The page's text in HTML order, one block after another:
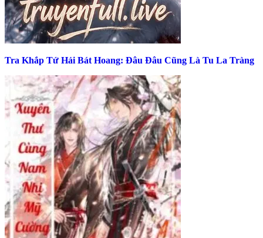
Tra Khắp Tứ Hải Bát Hoang: Đâu Đâu Cũng Là Tu La Tràng